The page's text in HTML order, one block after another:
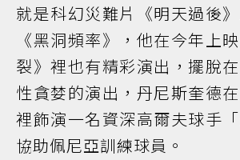
就是科幻災難片《明天過後
《黑洞頻率》，他在今年上
裂》裡也有精彩演出，擺脫
性貪婪的演出，丹尼斯奎德在
裡飾演一名資深高爾夫球手
協助佩尼亞訓練球員。